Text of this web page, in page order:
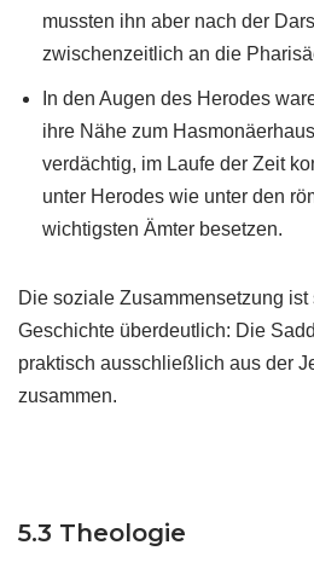
mussten ihn aber nach der
zwischenzeitlich an die
In den Augen des Herodes
ihre Nähe zum
verdächtig, im Laufe der Zeit
unter Herodes wie unter den
wichtigsten Ämter besetzen.
Die soziale Zusammensetzung
Geschichte überdeutlich: Die
praktisch ausschließlich aus der
zusammen.
5.3 Theologie